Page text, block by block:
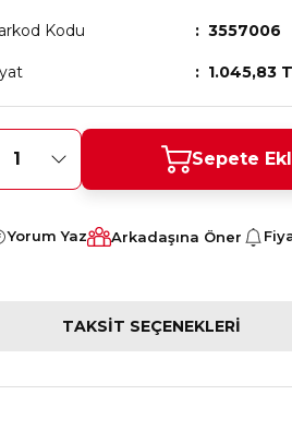
Kodu 3557006
1.045,83
Sepete
Yorum Yaz Arkadaşına Öner
TAKSIT SEÇENEKLERI